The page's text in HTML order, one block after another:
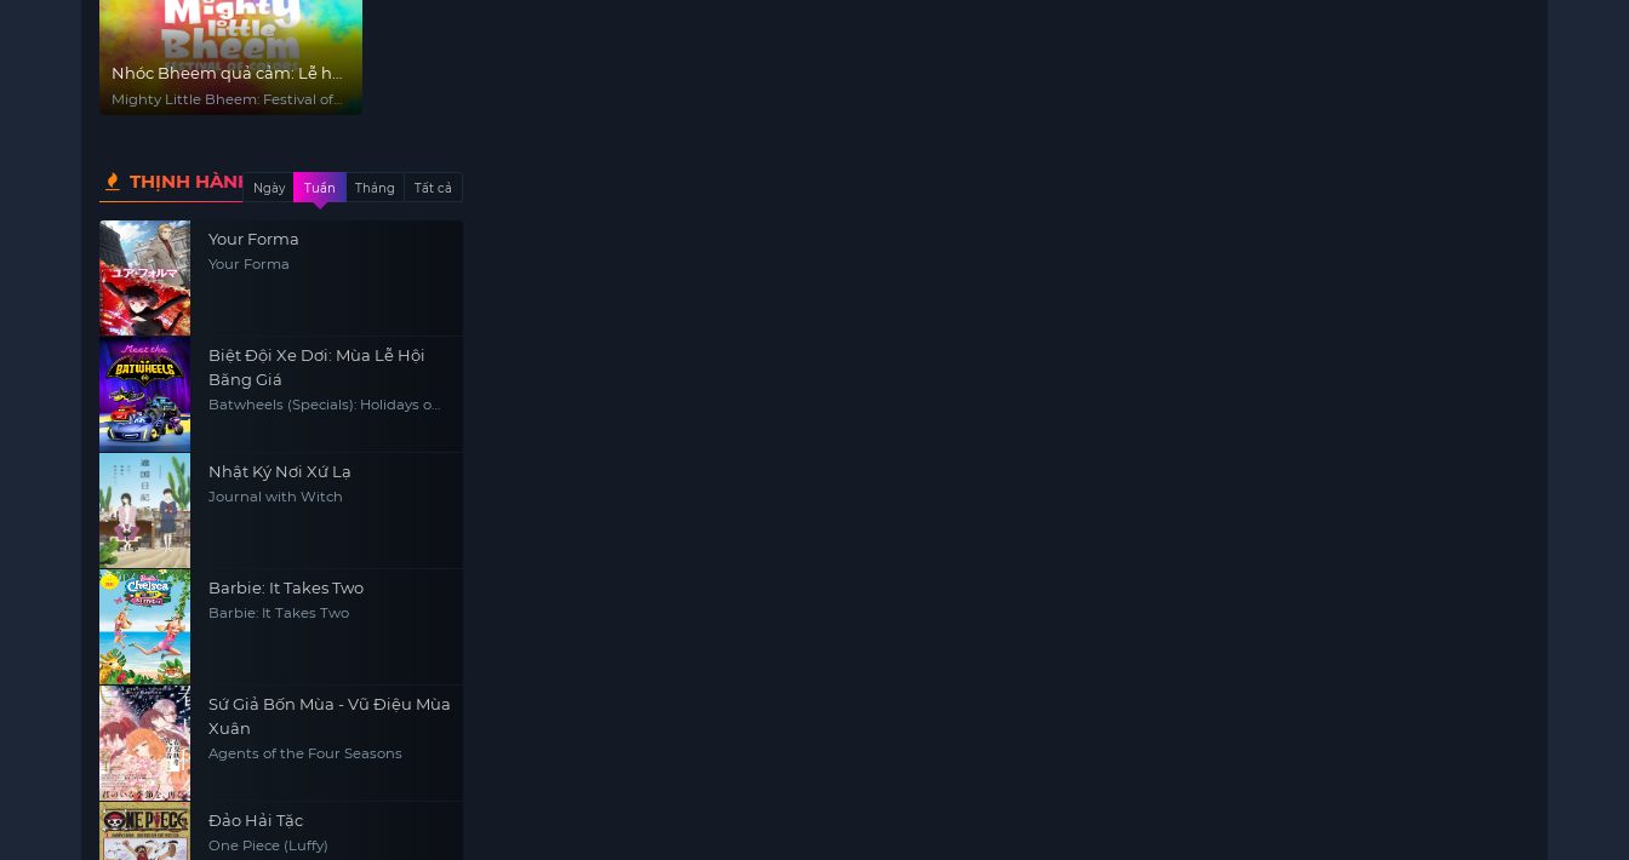
Nhóc Bheem quả cảm: Lễ hội
sắc màu
Mighty Little Bheem: Festival of
THỊNH HÀNHNgày Tuần Tháng Tất cả
Your Forma
Your Forma
Biệt Đội Xe Dơi: Mùa Lễ Hội
Băng Giá
Batwheels (Specials): Holidays on
Nhật Ký Nơi Xứ Lạ
Journal with Witch
Barbie: It Takes Two
Barbie: It Takes Two
Sứ Giả Bốn Mùa - Vũ Điệu Mùa
Xuân
Agents of the Four Seasons
Đảo Hải Tặc
One Piece (Luffy)